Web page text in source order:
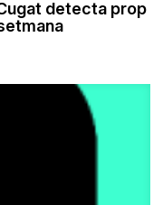
detecta prop